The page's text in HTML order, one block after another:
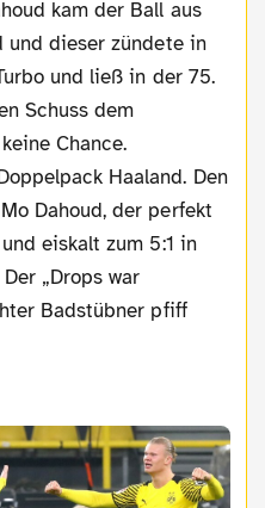
kam der Ball aus
und dieser zündete in
und ließ in der 75.
Schuss dem
Chance.
Haaland. Den
Dahoud, der perfekt
eiskalt zum 5:1 in
„Drops war
Badstübner pfiff